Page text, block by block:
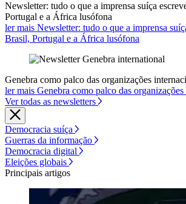
Newsletter: tudo o que a imprensa suíça
Portugal e a África lusófona
ler mais Newsletter: tudo o que a imprensa
Brasil, Portugal e a África lusófona
Genebra como palco das organizações
ler mais Genebra como palco das
Ver todas as newsletters
Democracia suíça
Guerras da informação
Democracia digital
Eleições globais
Principais artigos